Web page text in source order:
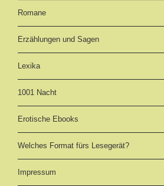
Romane
Erzählungen und Sagen
Lexika
1001 Nacht
Erotische Ebooks
Welches Format fürs Lesegerät?
Impressum